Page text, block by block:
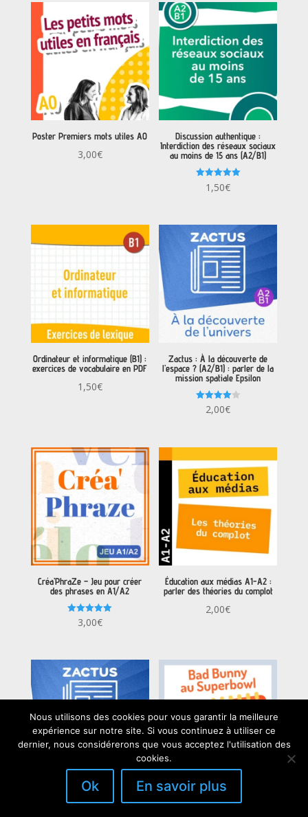
Poster Premiers mots utiles A0
3,00€
Discussion authentique :
Interdiction des réseaux sociaux
au moins de 15 ans (A2/B1)
Note
5.00
1,50€
Ordinateur et informatique (B1) :
exercices de vocabulaire en PDF
1,50€
Zactus : À la découverte de
l’espace ? (A2/B1) : parler de la
mission spatiale Epsilon
Note
4.00
2,00€
Créa’PhraZe – Jeu pour créer
des phrases en A1/A2
Note
5.00
3,00€
Éducation aux médias A1-A2 :
parler des théories du complot
2,00€
Zactus : La confiance règne ! (B2)
: parler de la confiance, de
Séquence pédagogique : Bad
Bunny et le Superbowl – A2/B1
Nous utilisons des cookies pour vous garantir la meilleure
expérience sur notre site. Si vous continuez à utiliser ce
dernier, nous considérerons que vous acceptez l'utilisation des
cookies.
Ok En savoir plus